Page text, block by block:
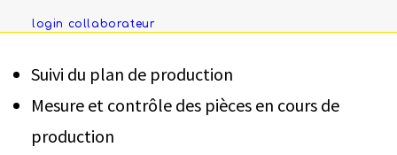
login collaborateur
Mission
Suivi du plan de production
Mesure et contrôle des pièces en cours de
production